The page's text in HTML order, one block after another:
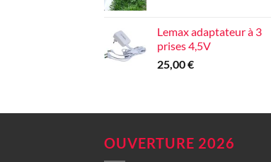
Lemax adaptateur à 3
prises 4,5V
25,00€
OUVERTURE 2026